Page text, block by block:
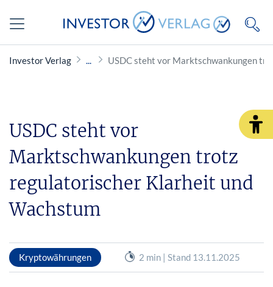
Investor Verlag USDC steht vor Marktschwankungen
USDC steht vor
Marktschwankungen trotz
regulatorischer Klarheit und
Wachstum
Kryptowährungen 2 min | Stand 13.11.2025